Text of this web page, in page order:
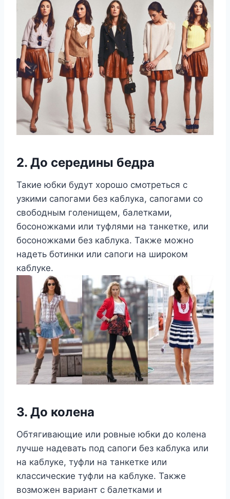
2. До середины бедра
Такие юбки будут хорошо смотреться с
узкими сапогами без каблука, сапогами со
свободным голенищем, балетками,
босоножками или туфлями на танкетке, или
босоножками без каблука. Также можно
надеть ботинки или сапоги на широком
каблуке.
3. До колена
Обтягивающие или ровные юбки до колена
лучше надевать под сапоги без каблука или
на каблуке, туфли на танкетке или
классические туфли на каблуке. Также
возможен вариант с балетками и